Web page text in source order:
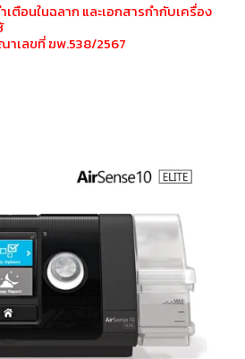
เตือนในฉลาก และเอกสารกำกับเครื่อง
เลขที่ ฆพ.538/2567